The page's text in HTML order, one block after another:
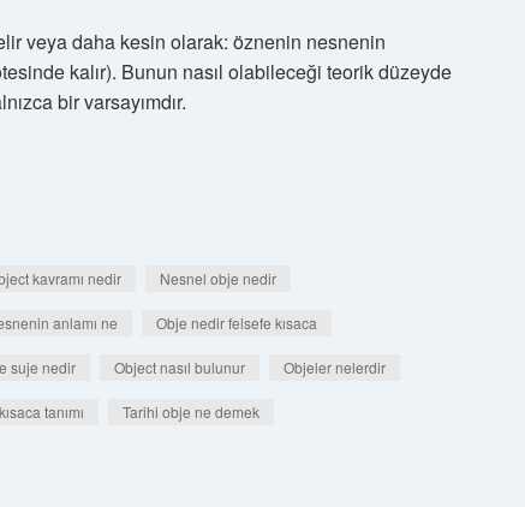
veya daha kesin olarak: öznenin nesnenin
kalır). Bunun nasıl olabileceği teorik düzeyde
bir varsayımdır.
kavramı nedir Nesnel obje nedir
anlamı ne Obje nedir felsefe kısaca
suje nedir Object nasıl bulunur Objeler nelerdir
tanımı Tarihi obje ne demek